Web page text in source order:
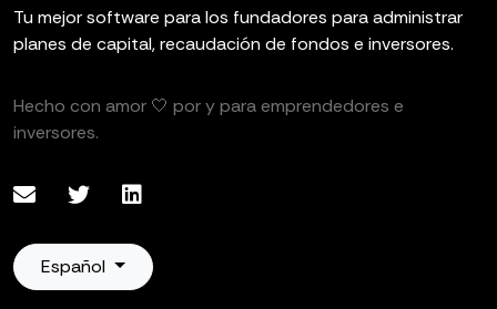
Tu mejor software para los fundadores para administrar
planes de capital, recaudación de fondos e inversores.
Hecho con amor 🤍 por y para emprendedores e
inversores.
Español